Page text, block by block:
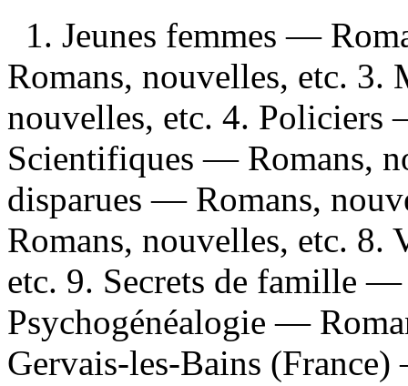
1. Jeunes femmes —
Romans, nouvelles, etc.
nouvelles, etc. 4. Policiers
Scientifiques — Romans,
disparues — Romans,
Romans, nouvelles, etc.
etc. 9. Secrets de famille
Psychogénéalogie —
Gervais-les-Bains